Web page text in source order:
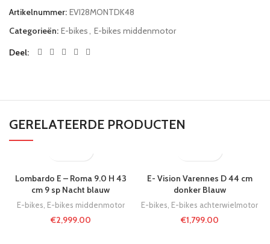
Artikelnummer: EVI28MONTDK48
Categorieën: E-bikes, E-bikes middenmotor
Deel
GERELATEERDE PRODUCTEN
Lombardo E – Roma 9.0 H 43
cm 9 sp Nacht blauw
E-bikes E-bikes middenmotor
€2,999.00
E- Vision Varennes D 44 cm
donker Blauw
E-bikes E-bikes achterwielmotor
€1,799.00